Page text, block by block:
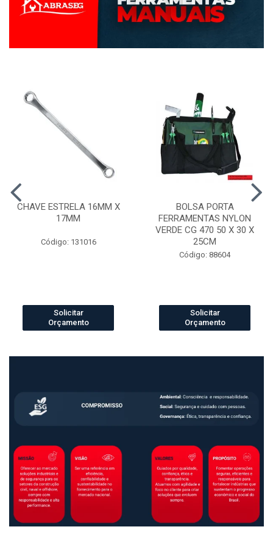
CHAVE ESTRELA 16MM X
17MM
Código: 131016
Solicitar
Orçamento
BOLSA PORTA
FERRAMENTAS NYLON
VERDE CG 470 50 X 30 X
25CM
Código: 88604
Solicitar
Orçamento